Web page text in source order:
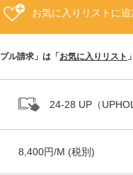
お気に入りリストに追
ル請求」は「 お気に入りリスト
24-28 UP（
8,400円/M (税別)